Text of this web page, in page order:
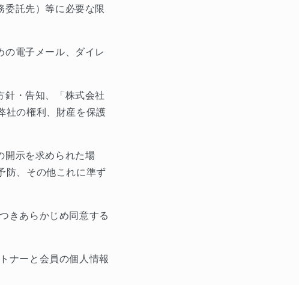
託先）等に必要な限
電子メール、ダイレ
針・告知、「株式会社
社の権利、財産を保護
開示を求められた場
、その他これに準ず
きあらかじめ同意する
ナーと会員の個人情報